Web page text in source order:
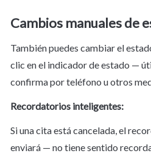
Cambios manuales de
También puedes cambiar el
clic en el indicador de estado —
confirma por teléfono u otros
Recordatorios inteligentes:
Si una cita está cancelada, el
enviará — no tiene sentido